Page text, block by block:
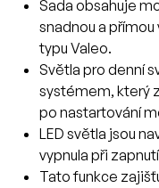
Sada obsahuje
snadnou a
typu Valeo.
Světla pro denní
systémem, který
po nastartování
LED světla jsou
vypnula při
Tato funkce